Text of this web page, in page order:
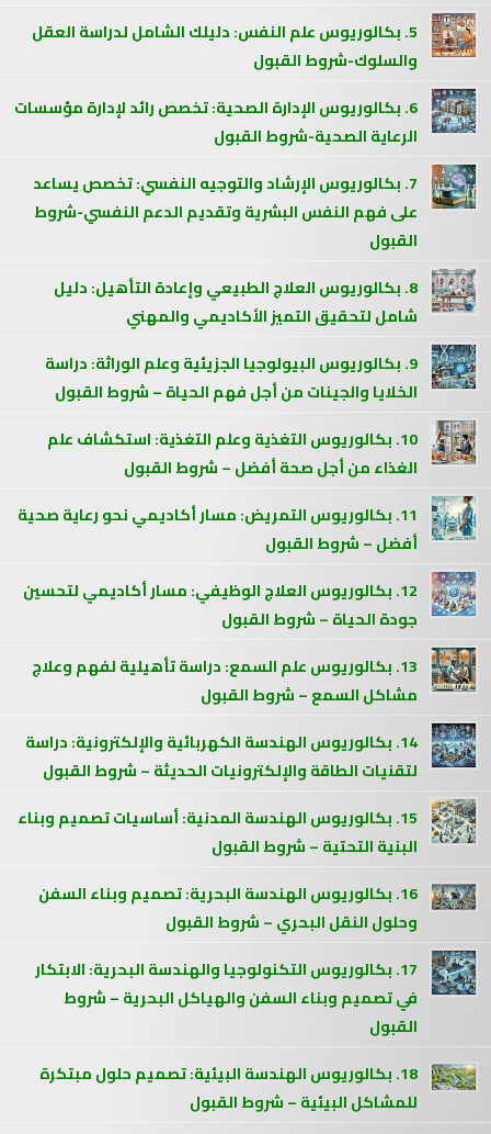
5. بكالوريوس علم النفس: دليلك الشامل لدراسة العقل
والسلوك-شروط القبول
6. بكالوريوس الإدارة الصحية: تخصص رائد لإدارة مؤسسات
الرعاية الصحية-شروط القبول
7. بكالوريوس الإرشاد والتوجيه النفسي: تخصص يساعد
على فهم النفس البشرية وتقديم الدعم النفسي-شروط
القبول
8. بكالوريوس العلاج الطبيعي وإعادة التأهيل: دليل
شامل لتحقيق التميز الأكاديمي والمهني
9. بكالوريوس البيولوجيا الجزيئية وعلم الوراثة: دراسة
الخلايا والجينات من أجل فهم الحياة – شروط القبول
10. بكالوريوس التغذية وعلم التغذية: استكشاف علم
الغذاء من أجل صحة أفضل – شروط القبول
11. بكالوريوس التمريض: مسار أكاديمي نحو رعاية صحية
أفضل – شروط القبول
12. بكالوريوس العلاج الوظيفي: مسار أكاديمي لتحسين
جودة الحياة – شروط القبول
13. بكالوريوس علم السمع: دراسة تأهيلية لفهم وعلاج
مشاكل السمع – شروط القبول
14. بكالوريوس الهندسة الكهربائية والإلكترونية: دراسة
لتقنيات الطاقة والإلكترونيات الحديثة – شروط القبول
15. بكالوريوس الهندسة المدنية: أساسيات تصميم وبناء
البنية التحتية – شروط القبول
16. بكالوريوس الهندسة البحرية: تصميم وبناء السفن
وحلول النقل البحري – شروط القبول
17. بكالوريوس التكنولوجيا والهندسة البحرية: الابتكار
في تصميم وبناء السفن والهياكل البحرية – شروط
القبول
18. بكالوريوس الهندسة البيئية: تصميم حلول مبتكرة
للمشاكل البيئية – شروط القبول